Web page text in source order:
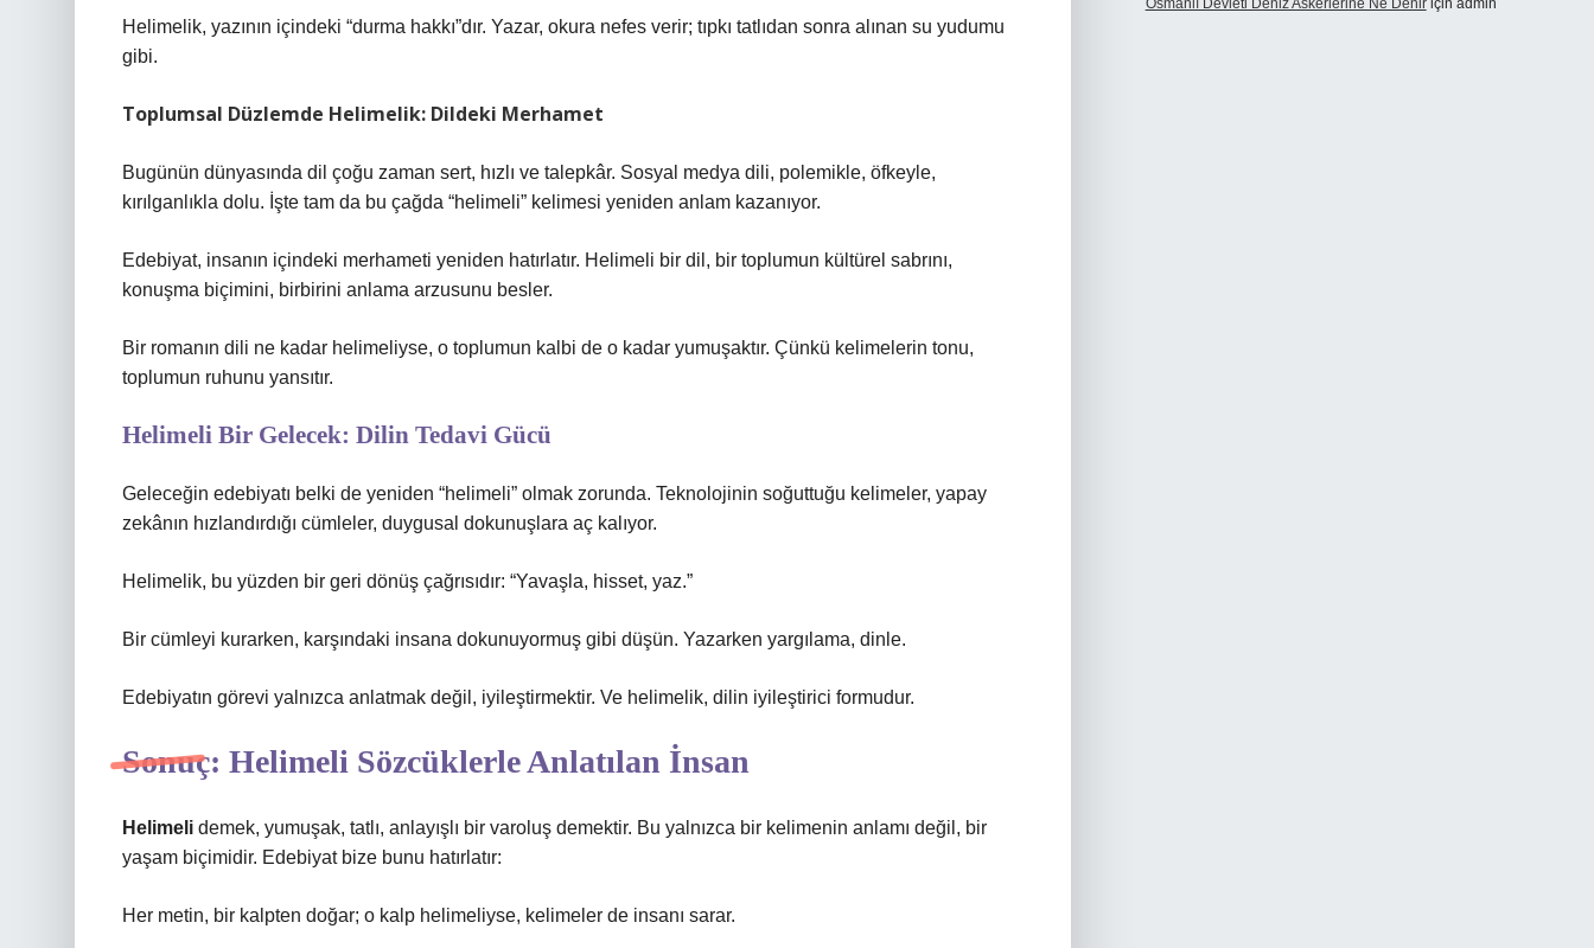
Helimelik, yazının içindeki “durma hakkı”dır. Yazar, okura nefes verir; tıpkı tatlıdan sonra alınan su yudumu
gibi.
Toplumsal Düzlemde Helimelik: Dildeki Merhamet
Bugünün dünyasında dil çoğu zaman sert, hızlı ve talepkâr. Sosyal medya dili, polemikle, öfkeyle,
kırılganlıkla dolu. İşte tam da bu çağda “helimeli” kelimesi yeniden anlam kazanıyor.
Edebiyat, insanın içindeki merhameti yeniden hatırlatır. Helimeli bir dil, bir toplumun kültürel sabrını,
konuşma biçimini, birbirini anlama arzusunu besler.
Bir romanın dili ne kadar helimeliyse, o toplumun kalbi de o kadar yumuşaktır. Çünkü kelimelerin tonu,
toplumun ruhunu yansıtır.
Helimeli Bir Gelecek: Dilin Tedavi Gücü
Geleceğin edebiyatı belki de yeniden “helimeli” olmak zorunda. Teknolojinin soğuttuğu kelimeler, yapay
zekânın hızlandırdığı cümleler, duygusal dokunuşlara aç kalıyor.
Helimelik, bu yüzden bir geri dönüş çağrısıdır: “Yavaşla, hisset, yaz.”
Bir cümleyi kurarken, karşındaki insana dokunuyormuş gibi düşün. Yazarken yargılama, dinle.
Edebiyatın görevi yalnızca anlatmak değil, iyileştirmektir. Ve helimelik, dilin iyileştirici formudur.
Sonuç: Helimeli Sözcüklerle Anlatılan İnsan
Helimeli demek, yumuşak, tatlı, anlayışlı bir varoluş demektir. Bu yalnızca bir kelimenin anlamı değil, bir
yaşam biçimidir. Edebiyat bize bunu hatırlatır:
Her metin, bir kalpten doğar; o kalp helimeliyse, kelimeler de insanı sarar.
Osmanlı Devleti Deniz Askerlerine Ne Deniriçin admin